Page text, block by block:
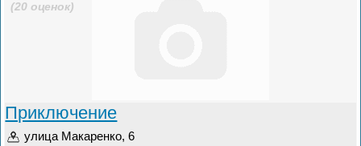
(20 оценок)
Приключение
улица Макаренко, 6